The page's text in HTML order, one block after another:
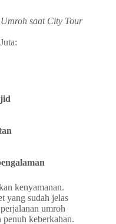
saat City Tour
kenyamanan.
yang sudah jelas
umroh
penuh keberkahan.